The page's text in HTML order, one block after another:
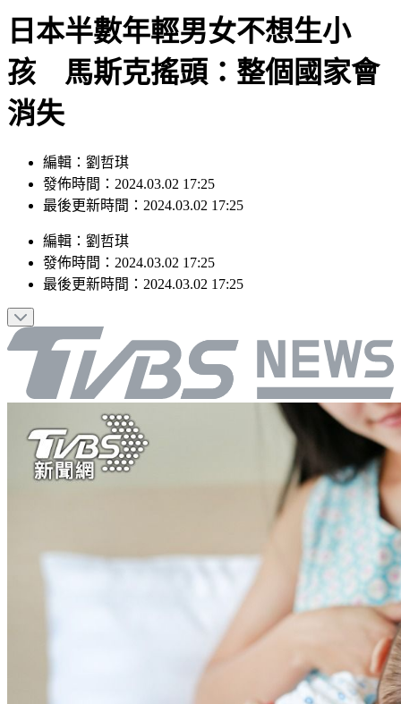
日本半數年輕男女不想生小
孩 馬斯克搖頭：整個國家會
消失
編輯：劉哲琪
發佈時間：2024.03.02 17:25
最後更新時間：2024.03.02 17:25
編輯 ： 劉哲琪
發佈時間： 2024.03.02 17:25
最後更新時間： 2024.03.02 17:25